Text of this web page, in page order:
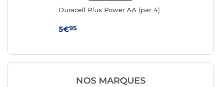
Duracell Plus Power AA (par 4)
5€95
NOS MARQUES